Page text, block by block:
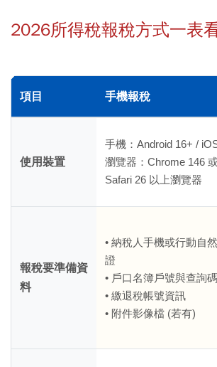
2026所得稅報稅方式一表
項目 手機報稅
使用裝置
手機：Android 16+ /
瀏覽器：Chrome 146
Safari 26 以上瀏覽器
報稅要準備資
料
• 納稅人手機或行動自
證
• 戶口名簿戶號與查詢碼
• 繳退稅帳號資訊
• 附件影像檔 (若有)